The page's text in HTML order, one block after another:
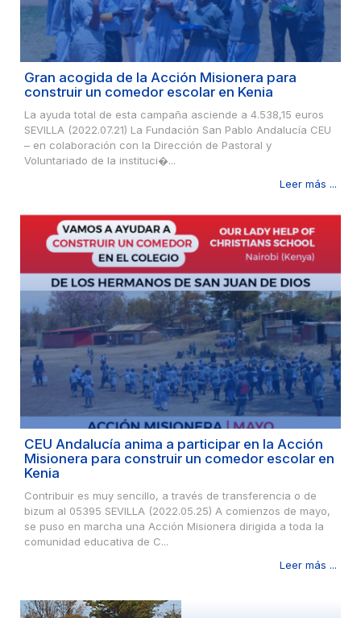
Gran acogida de la Acción Misionera para
construir un comedor escolar en Kenia
La ayuda total de esta campaña asciende a 4.538,15 euros
SEVILLA (2022.07.21) La Fundación San Pablo Andalucía CEU
– en colaboración con la Dirección de Pastoral y
Voluntariado de la instituci�...
Leer más ...
CEU Andalucía anima a participar en la Acción
Misionera para construir un comedor escolar en
Kenia
Contribuir es muy sencillo, a través de transferencia o de
bizum al 05395 SEVILLA (2022.05.25) A comienzos de mayo,
se puso en marcha una Acción Misionera dirigida a toda la
comunidad educativa de C...
Leer más ...